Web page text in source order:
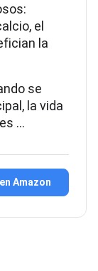
el
la
se
la vida
…
Amazon